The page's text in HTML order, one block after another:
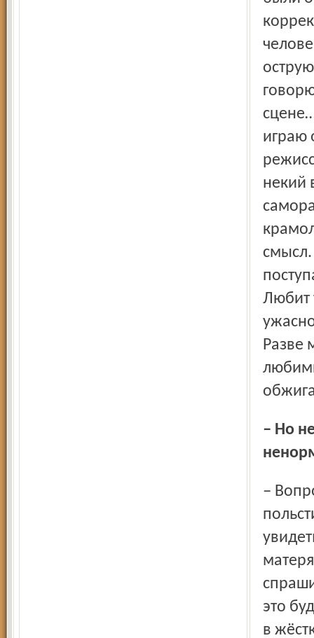
играю
некий
смысл.
Любит
Разве
– Но неужели в таком театре нельзя обойтись без
– Вопрос в том, ради чего человек идёт в театр? Если,
это
в